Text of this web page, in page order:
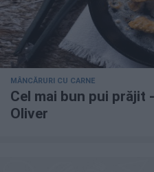
MÂNCĂRURI CU CARNE
Cel mai bun pui prăjit
Oliver